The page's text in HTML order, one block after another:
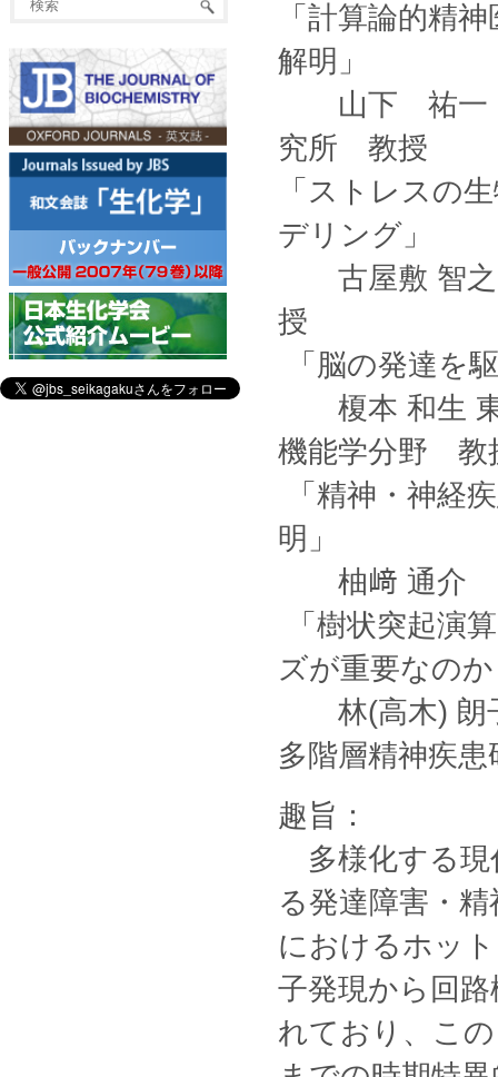
「計算論的精
解明」
山下 祐一 国
究所 教授
「ストレスの
デリング」
古屋敷 智之
授
「脳の発達を
榎本 和生 東
機能学分野 教
「精神・神経
明」
柚﨑 通介
「樹状突起演
ズが重要なの
林(高木) 朗
多階層精神疾
趣旨：
多様化する現
る発達障害・
におけるホッ
子発現から回
れており、こ